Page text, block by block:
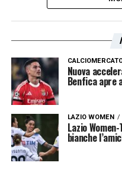
Nuova
Benfica apre
LAZIO WOMEN
Lazio
bianche